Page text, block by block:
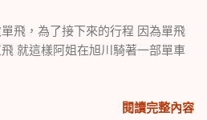
飛，為了接下來的行程 因為單飛
就這樣阿姐在旭川騎著一部單車
閱讀完整內容